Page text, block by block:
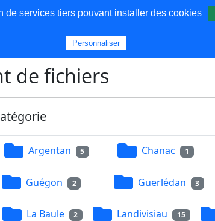
de fichiers
Argentan 5 Chanac 1
Guégon 2 Guerlédan 3
La Baule 2 Landivisiau 15
services tiers pouvant installer des cookies
Personnaliser